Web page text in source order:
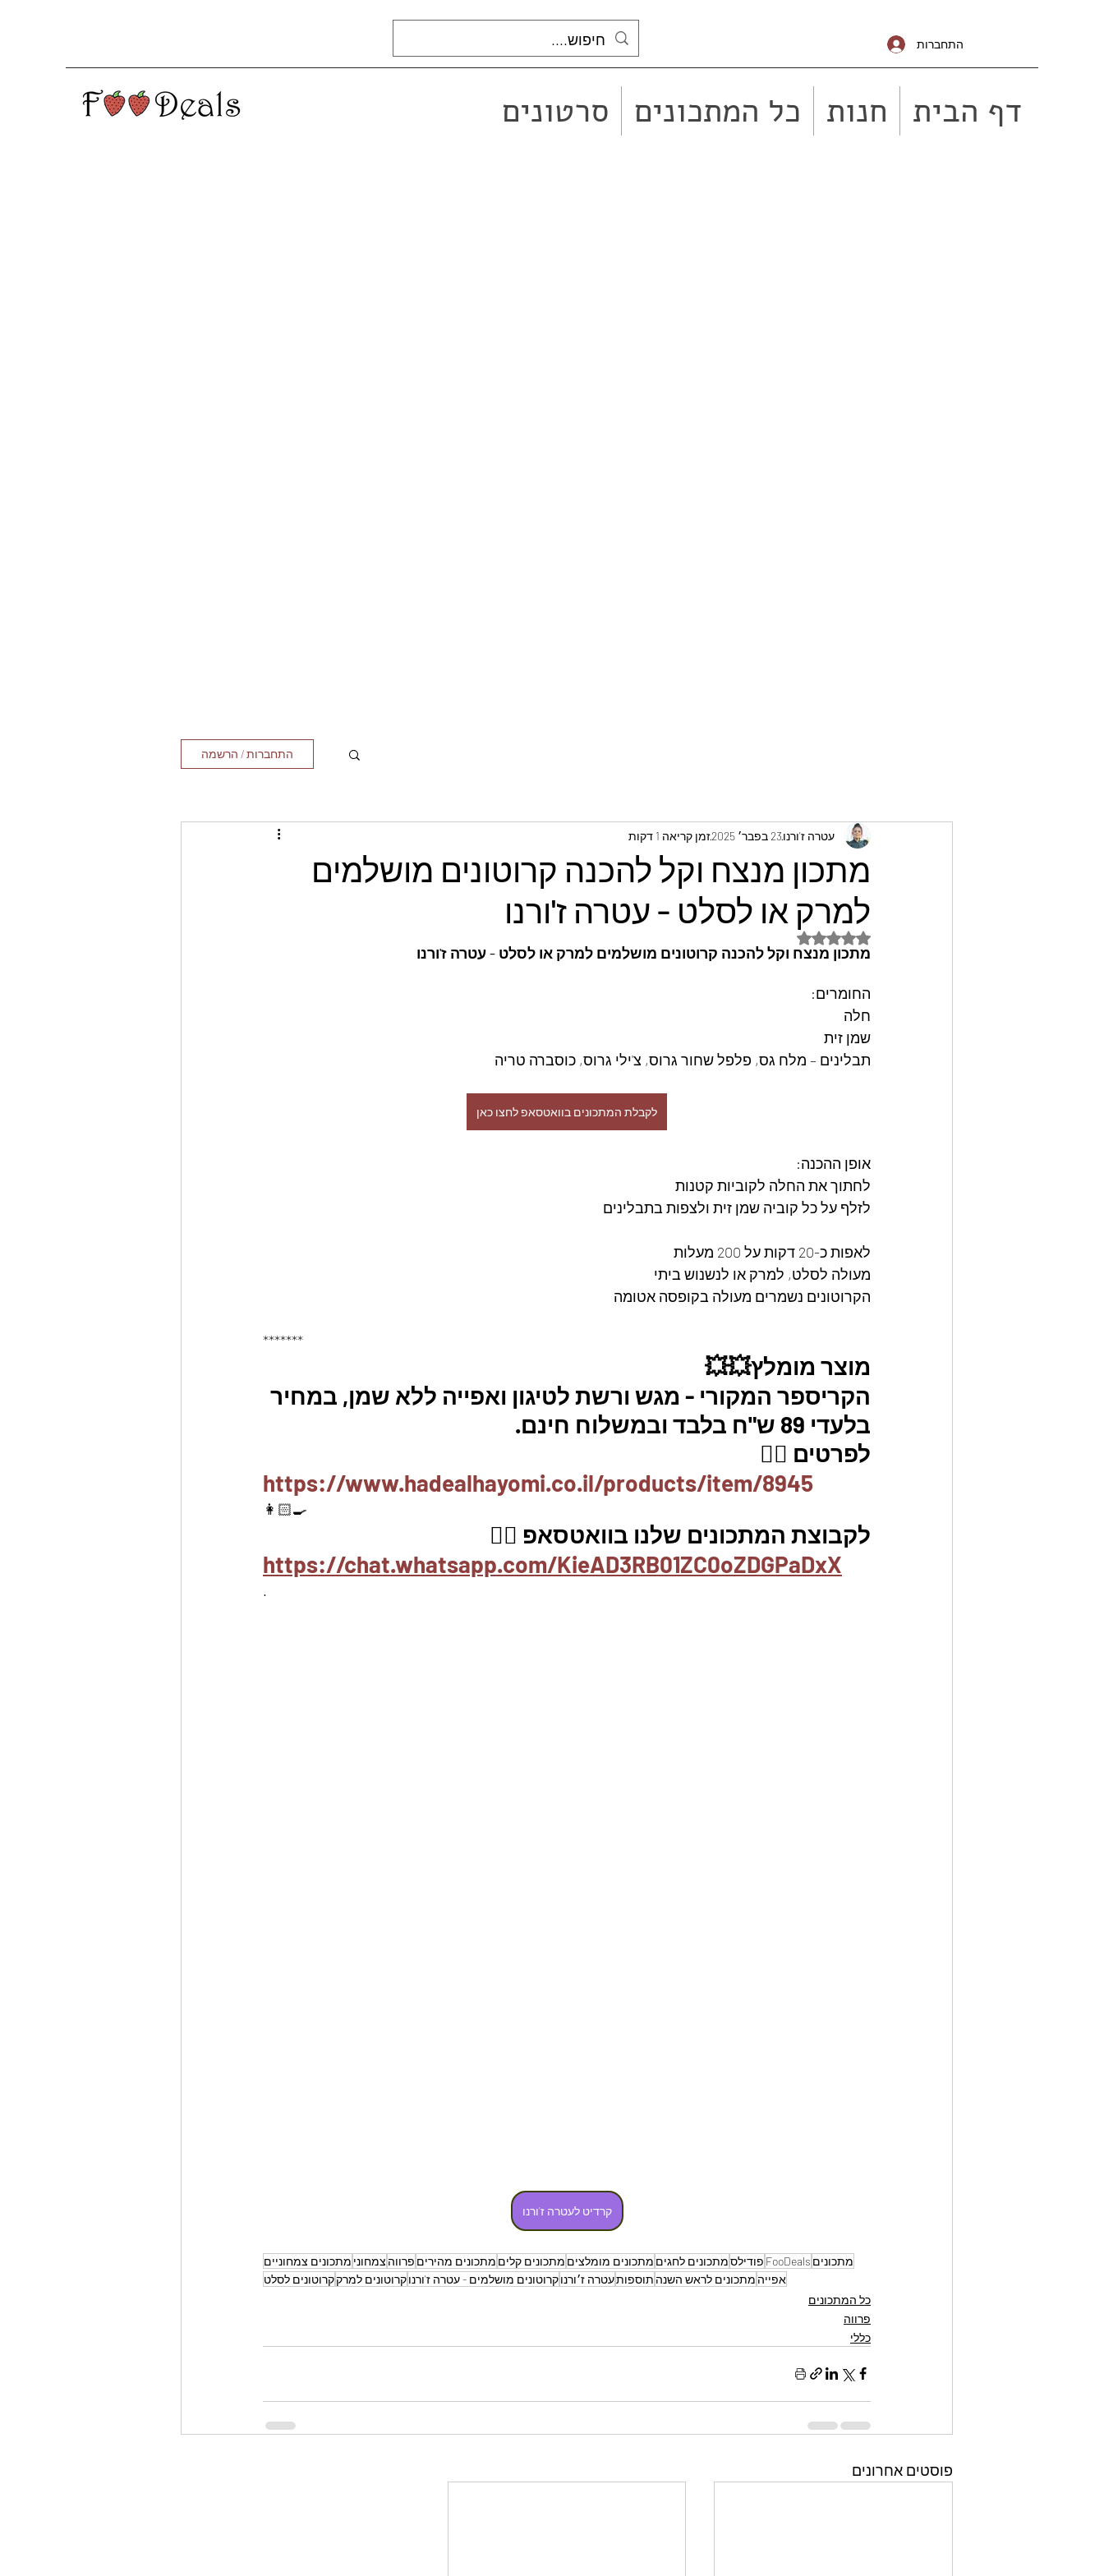
התחברות
דף הבית חנות כל המתכונים סרטונים
התחברות / הרשמה
מתכון מנצח וקל להכנה קרוטונים מושלמים
למרק או לסלט - עטרה ז'ורנו
עטרה ז'ורנו23 בפבר׳ 2025 זמן קריאה 1 דקות
דירוג של NaN מתוך 5 כוכבים
מתכון מנצח וקל להכנה קרוטונים מושלמים למרק או לסלט - עטרה ז'ורנו
החומרים:
חלה
שמן זית
תבלינים – מלח גס, פלפל שחור גרוס, צ'ילי גרוס, כוסברה טריה
לקבלת המתכונים בוואטסאפ לחצו כאן
אופן ההכנה:
לחתוך את החלה לקוביות קטנות
לזלף על כל קוביה שמן זית ולצפות בתבלינים
לאפות כ-20 דקות על 200 מעלות
מעולה לסלט, למרק או לנשנוש ביתי
הקרוטונים נשמרים מעולה בקופסה אטומה
*******
מוצר מומלץ💥💥
הקריספר המקורי - מגש ורשת לטיגון ואפייה ללא שמן, במחיר
בלעדי 89 ש"ח בלבד ובמשלוח חינם.
לפרטים 👇🏼
https://www.hadealhayomi.co.il/products/item/8945
👩🏻‍🍳
לקבוצת המתכונים שלנו בוואטסאפ 👇🏽
https://chat.whatsapp.com/KieAD3RB01ZC0oZDGPaDxX
.
קרדיט לעטרה ז'ורנו
מתכונים FooDeals פודילסמתכונים לחגים מתכונים מומלצים מתכונים קלים מתכונים מהירים פרווה צמחוני מתכונים צמחוניים
אפייה מתכונים לראש השנה תוספותעטרה ז׳ורנוקרוטונים מושלמים - עטרה ז'ורנוקרוטונים למרקקרוטונים לסלט
כל המתכונים
פרווה
כללי
פוסטים אחרונים